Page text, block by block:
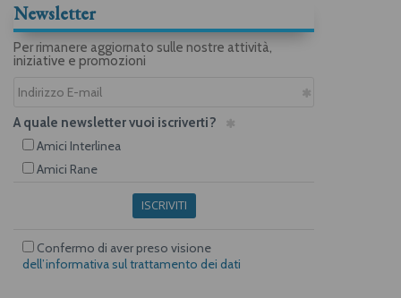
Newsletter
Per rimanere aggiornato sulle nostre attività,
iniziative e promozioni
A quale newsletter vuoi iscriverti?
Amici Interlinea
Amici Rane
ISCRIVITI
Confermo di aver preso visione
dell’informativa sul trattamento dei dati